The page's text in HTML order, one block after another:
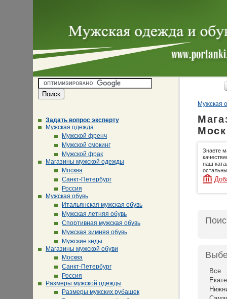
Задать вопрос эксперту
Мужская одежда
Мужской френч
Мужской смокинг
Мужской фрак
Магазины мужской одежды
Москва
Санкт-Петербург
Россия
Мужская обувь
Итальянская мужская обувь
Мужская летняя обувь
Спортивная мужская обувь
Мужская зимняя обувь
Мужские кеды
Магазины мужской обуви
Москва
Санкт-Петербург
Россия
Размеры мужской одежды
Размеры мужских рубашек
Мужская
Знаете
наш
Все